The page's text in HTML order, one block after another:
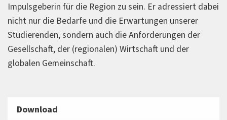
Impulsgeberin für die Region zu sein. Er adressiert dabei
nicht nur die Bedarfe und die Erwartungen unserer
Studierenden, sondern auch die Anforderungen der
Gesellschaft, der (regionalen) Wirtschaft und der
globalen Gemeinschaft.
Download